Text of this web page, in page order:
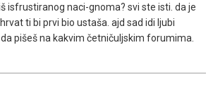
isfrustiranog naci-gnoma? svi ste isti. da je
ti bi prvi bio ustaša. ajd sad idi ljubi
pišeš na kakvim četničuljskim forumima.